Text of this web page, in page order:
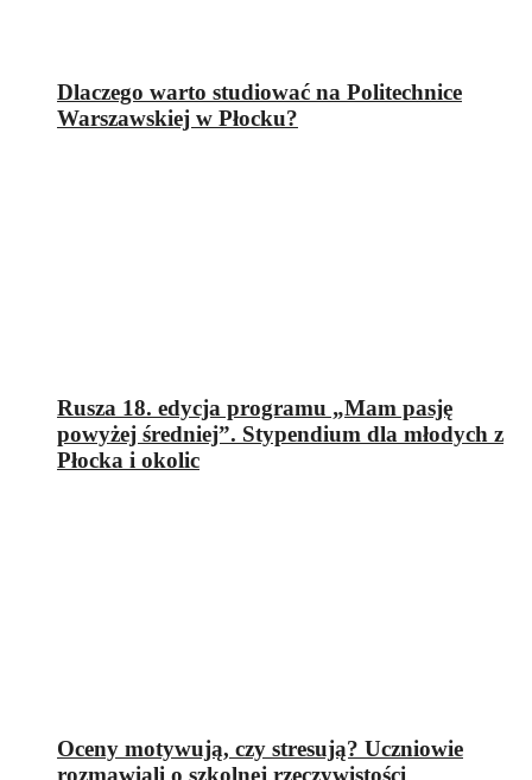
Dlaczego warto studiować na Politechnice
Warszawskiej w Płocku?
Rusza 18. edycja programu „Mam pasję
powyżej średniej”. Stypendium dla młodych z
Płocka i okolic
Oceny motywują, czy stresują? Uczniowie
rozmawiali o szkolnej rzeczywistości